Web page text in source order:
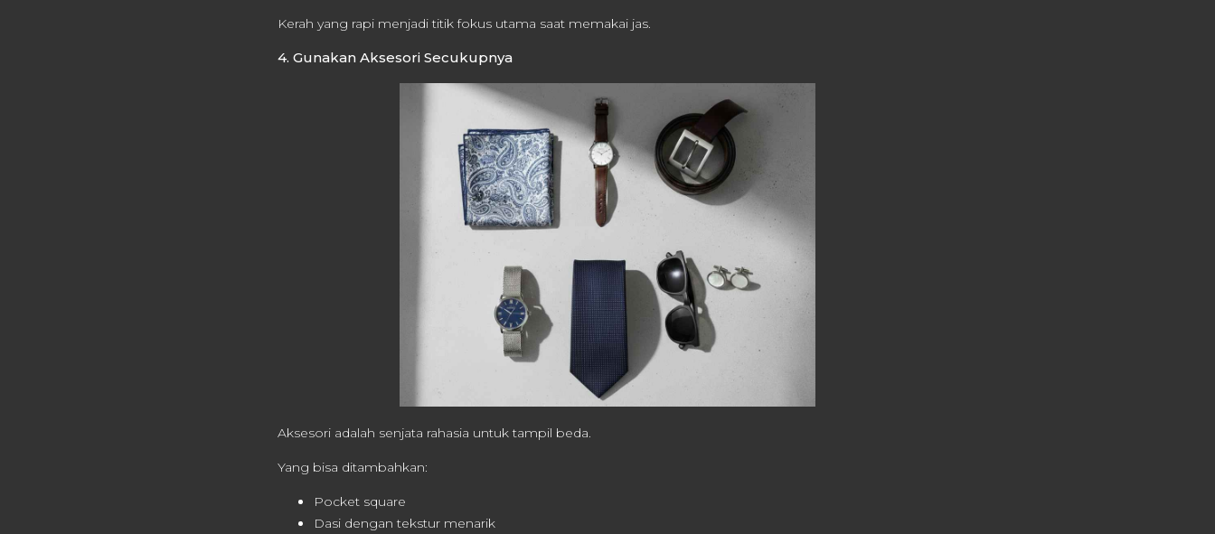
Kerah yang rapi menjadi titik fokus utama saat memakai jas.
4. Gunakan Aksesori Secukupnya
Aksesori adalah senjata rahasia untuk tampil beda.
Yang bisa ditambahkan:
Pocket square
Dasi dengan tekstur menarik